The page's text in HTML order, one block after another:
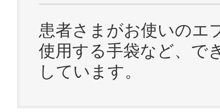
患者さまがお使いのエ
使用する手袋など、で
しています。